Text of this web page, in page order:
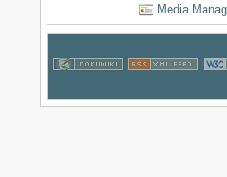
Media